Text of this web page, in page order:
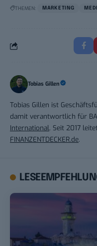
THEMEN: MARKETING
Tobias Gillen
Tobias Gillen ist
damit verantwortlich für
International. Seit 2017
FINANZENTDECKER.de.